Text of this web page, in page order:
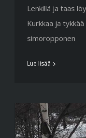
Lenkillä ja taas
Kurkkaa ja
simoropponen
Lue lisää